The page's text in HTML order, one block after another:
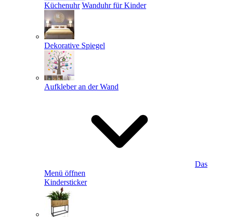
Küchenuhr Wanduhr für Kinder
Dekorative Spiegel
Aufkleber an der Wand
Das
Menü öffnen
Kindersticker